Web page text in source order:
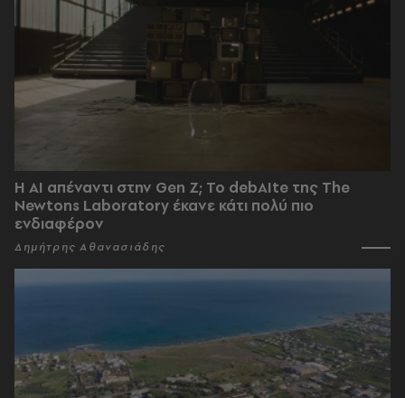
Η AI απέναντι στην Gen Z; Το debAIte της The
Newtons Laboratory έκανε κάτι πολύ πιο
ενδιαφέρον
Δημήτρης Αθανασιάδης